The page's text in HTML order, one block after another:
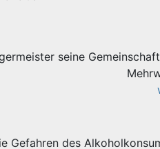
seine
Gefahren des